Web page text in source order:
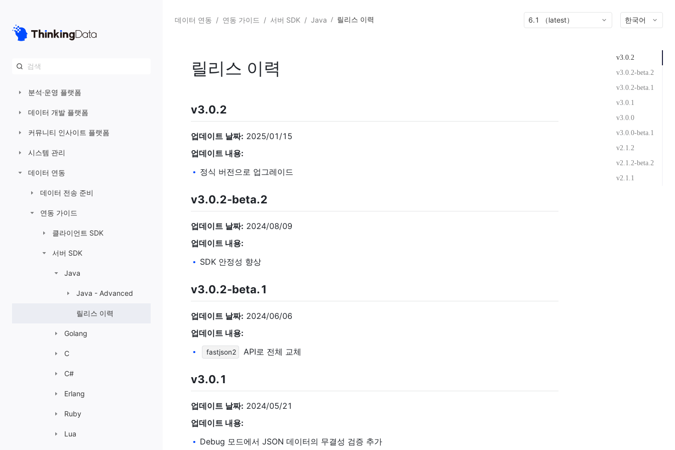
AE 사용자 가이드
빠른 시작 가이드
분석·운영 플랫폼
데이터 개발 플랫폼
커뮤니티 인사이트 플랫폼
시스템 관리
데이터 연동
데이터 전송 준비
연동 가이드
클라이언트 SDK
서버 SDK
Java
Java - Advanced
릴리스 이력
Golang
C
C#
Erlang
Ruby
Lua
데이터 연동 / 연동 가이드 / 서버 SDK / Java / 릴리스 이력 6.1 （latest） 한국어
v3.0.2
v3.0.2-beta.2
v3.0.2-beta.1
v3.0.1
v3.0.0
v3.0.0-beta.1
v2.1.2
v2.1.2-beta.2
v2.1.1
릴리스 이력
v3.0.2
업데이트 날짜: 2025/01/15
업데이트 내용:
• 정식 버전으로 업그레이드
v3.0.2-beta.2
업데이트 날짜: 2024/08/09
업데이트 내용:
• SDK 안정성 향상
v3.0.2-beta.1
업데이트 날짜: 2024/06/06
업데이트 내용:
• fastjson2 API로 전체 교체
v3.0.1
업데이트 날짜: 2024/05/21
업데이트 내용:
• Debug 모드에서 JSON 데이터의 무결성 검증 추가